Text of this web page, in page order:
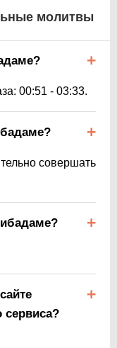
молитвы
00:51 - 03:33.
совершать
сервиса?